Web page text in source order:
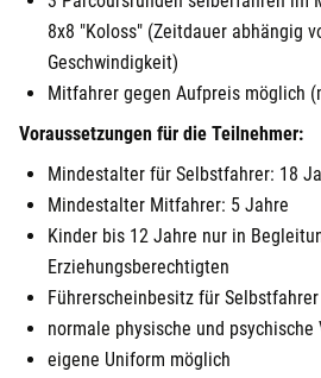
8x8 "Koloss" (Zeitdauer abhängig
Geschwindigkeit)
Mitfahrer gegen Aufpreis möglich
Voraussetzungen für die Teilnehmer:
Mindestalter für Selbstfahrer: 18
Mindestalter Mitfahrer: 5 Jahre
Kinder bis 12 Jahre nur in
Erziehungsberechtigten
Führerscheinbesitz für
normale physische und psychische
eigene Uniform möglich